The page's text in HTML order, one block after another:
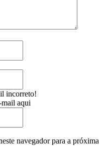
incorreto!
mail aqui
navegador para a próxima